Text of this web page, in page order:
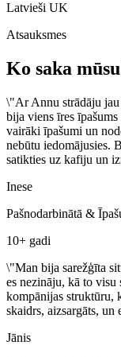
Latvieši UK
Atsauksmes
Ko saka
\"Ar Annu strādāju
bija viens īres
vairāki īpašumi un
nebūtu iedomājusies.
satikties uz kafiju un
Inese
Pašnodarbinātā &
10+ gadi
\"Man bija sarežģīta
es nezināju, kā to
kompānijas struktūru,
skaidrs, aizsargāts,
Jānis